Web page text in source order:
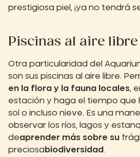
prestigiosa piel, ¡ya no tendrá
Piscinas al aire libre
Otra particularidad del
son sus piscinas al aire libre.
en la flora y la fauna locales ,
estación y haga el tiempo que
sol o incluso nieve. Es una
observar los ríos, lagos y
deaprender más sobre su
preciosa biodiversidad .